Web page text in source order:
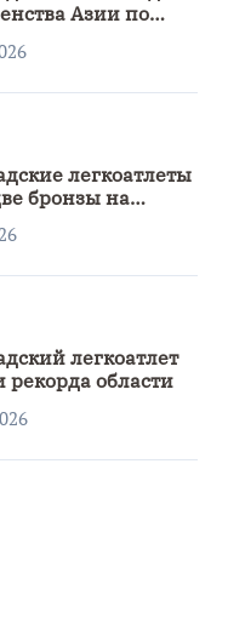
Азии по
легкоатлеты
бронзы на
легкоатлет
рекорда области